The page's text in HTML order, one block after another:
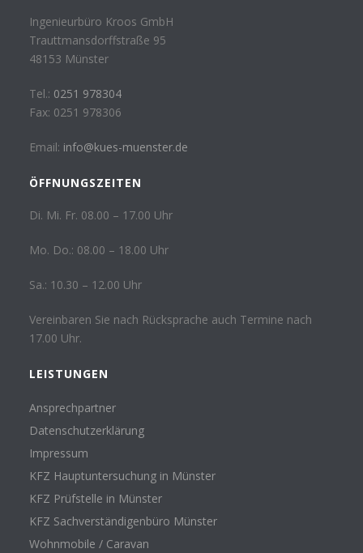
Ingenieurbüro Kroos GmbH
Trauttmansdorffstraße 95
48153 Münster
Tel.: 0251 978304
Fax: 0251 978306
Email: info@kues-muenster.de
ÖFFNUNGSZEITEN
Di. Mi. Fr. 08.00 – 17.00 Uhr
Mo. Do.: 08.00 – 18.00 Uhr
Sa.: 10.30 – 12.00 Uhr
Vereinbaren Sie nach Rücksprache auch Termine nach
17.00 Uhr.
LEISTUNGEN
Ansprechpartner
Datenschutzerklärung
Impressum
KFZ Hauptuntersuchung in Münster
KFZ Prüfstelle in Münster
KFZ Sachverständigenbüro Münster
Wohnmobile / Caravan